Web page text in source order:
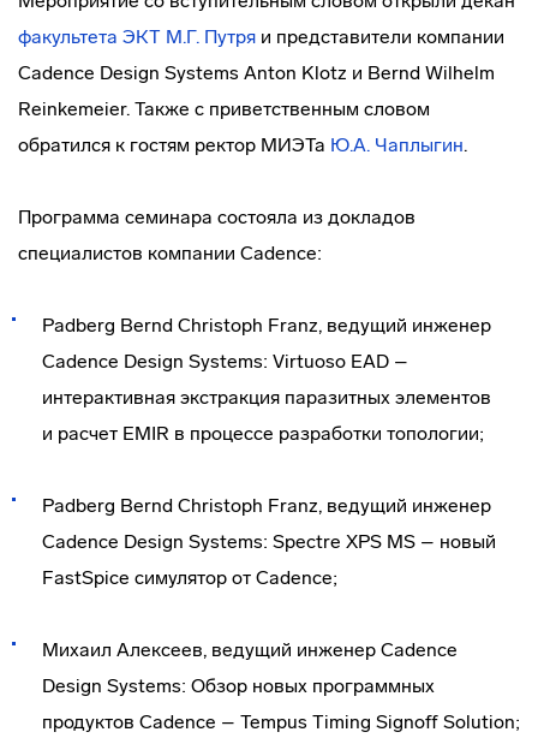
факультета ЭКТ М.Г. Путря и представители компании
Cadence Design Systems Anton Klotz и Bernd Wilhelm
Reinkemeier. Также с приветственным словом
обратился к гостям ректор МИЭТа Ю.А. Чаплыгин.
Программа семинара состояла из докладов
специалистов компании Cadence:
Padberg Bernd Christoph Franz, ведущий инженер
Cadence Design Systems: Virtuoso EAD –
интерактивная экстракция паразитных элементов
и расчет EMIR в процессе разработки топологии;
Padberg Bernd Christoph Franz, ведущий инженер
Cadence Design Systems: Spectre XPS MS – новый
FastSpice симулятор от Cadence;
Михаил Алексеев, ведущий инженер Cadence
Design Systems: Обзор новых программных
продуктов Cadence – Tempus Timing Signoff Solution;